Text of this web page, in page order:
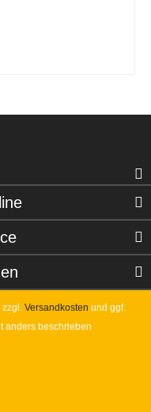
zzgl. Versandkosten und ggf.
anders beschrieben